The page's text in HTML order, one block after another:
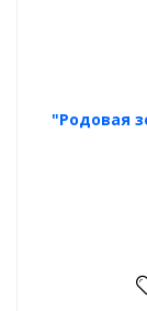
"Родовая